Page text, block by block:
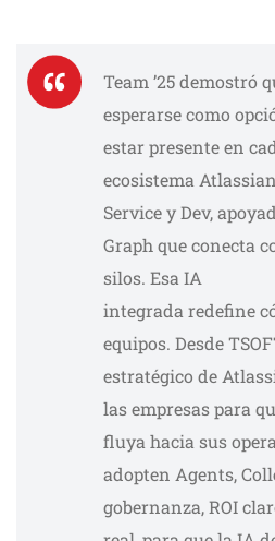
Team ’25 demostró
esperarse como
estar presente en
ecosistema
Service y Dev,
Graph que conecta
silos. Esa IA
integrada redefine
equipos. Desde
estratégico de
las empresas para
fluya hacia sus
adopten Agents,
gobernanza, ROI